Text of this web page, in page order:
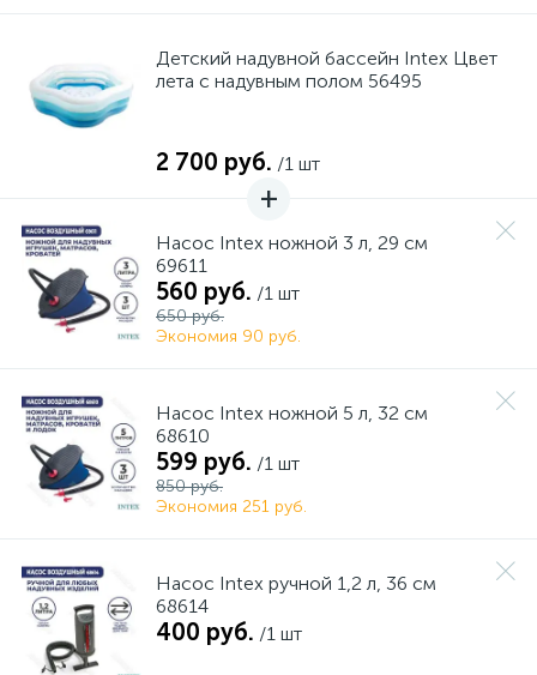
Детский надувной бассейн Intex Цвет
лета с надувным полом 56495
2 700 руб. /1 шт
Насос Intex ножной 3 л, 29 см
69611
560 руб. /1 шт
650 руб.
Экономия 90 руб.
Насос Intex ножной 5 л, 32 см
68610
599 руб. /1 шт
850 руб.
Экономия 251 руб.
Насос Intex ручной 1,2 л, 36 см
68614
400 руб. /1 шт